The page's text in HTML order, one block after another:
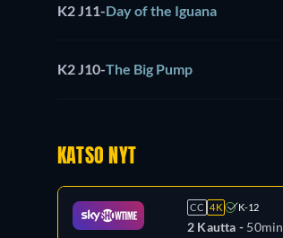
K2 J11-Day of the Iguana
K2 J10-The Big Pump
KATSO NYT
CC 4K K-12
2 Kautta - 50min